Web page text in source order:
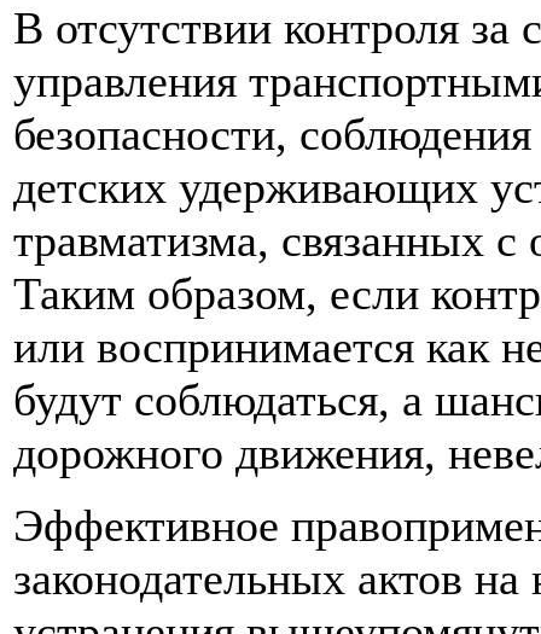
В отсутствии контроля
управления
безопасности,
детских удерживающих
травматизма, связанных
Таким образом, если
или воспринимается как
будут соблюдаться, а
дорожного движения,
Эффективное
законодательных актов